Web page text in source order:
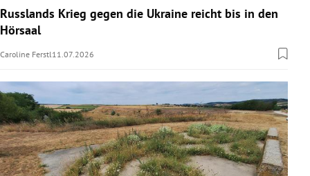
Russlands Krieg gegen die Ukraine reicht bis in den
Hörsaal
Caroline Ferstl 11.07.2026